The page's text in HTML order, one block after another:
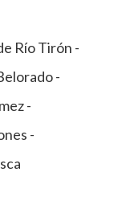
Río Tirón -
-
-
-